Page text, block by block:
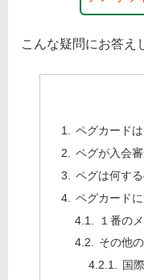
こんな疑問にお答え
ペグカード
ペグが入会
ペグは何する
ペグカード
１番の
その他
国